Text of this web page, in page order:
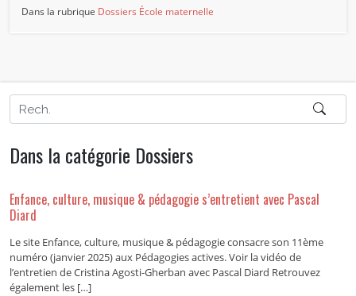
Dans la rubrique Dossiers École maternelle
Dans la catégorie Dossiers
Enfance, culture, musique & pédagogie s’entretient avec Pascal
Diard
Le site Enfance, culture, musique & pédagogie consacre son 11ème
numéro (janvier 2025) aux Pédagogies actives. Voir la vidéo de
l’entretien de Cristina Agosti-Gherban avec Pascal Diard Retrouvez
également les […]